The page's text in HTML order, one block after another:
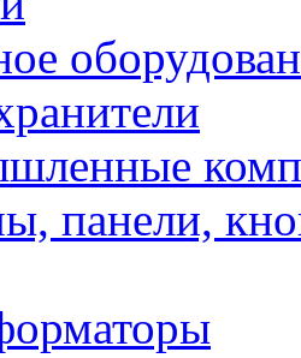
панели,